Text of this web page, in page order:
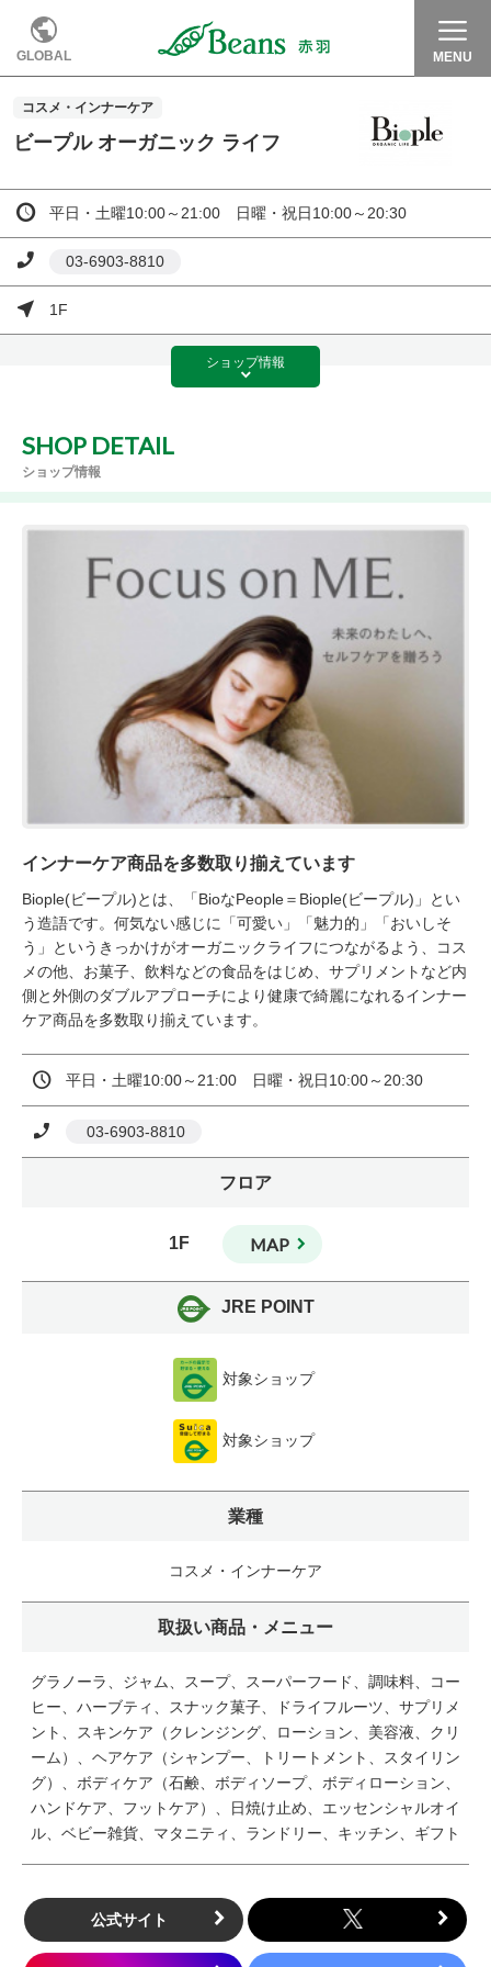
GLOBAL MENU
コスメ・インナーケア
ビープル オーガニック ライフ
平日・土曜10:00～21:00 日曜・祝日10:00～20:30
03‐6903-8810
1F
ショップ情報
SHOP DETAIL
ショップ情報
インナーケア商品を多数取り揃えています
Biople(ビープル)とは、「BioなPeople＝Biople(ビープル)」とい
う造語です。何気ない感じに「可愛い」「魅力的」「おいしそ
う」というきっかけがオーガニックライフにつながるよう、コス
メの他、お菓子、飲料などの食品をはじめ、サプリメントなど内
側と外側のダブルアプローチにより健康で綺麗になれるインナー
ケア商品を多数取り揃えています。
平日・土曜10:00～21:00　日曜・祝日10:00～20:30
03‐6903-8810
フロア
1F MAP
JRE POINT
対象ショップ
対象ショップ
業種
コスメ・インナーケア
取扱い商品・メニュー
グラノーラ、ジャム、スープ、スーパーフード、調味料、コー
ヒー、ハーブティ、スナック菓子、ドライフルーツ、サプリメ
ント、スキンケア（クレンジング、ローション、美容液、クリ
ーム）、ヘアケア（シャンプー、トリートメント、スタイリン
グ）、ボディケア（石鹸、ボディソープ、ボディローション、
ハンドケア、フットケア）、日焼け止め、エッセンシャルオイ
ル、ベビー雑貨、マタニティ、ランドリー、キッチン、ギフト
公式サイト